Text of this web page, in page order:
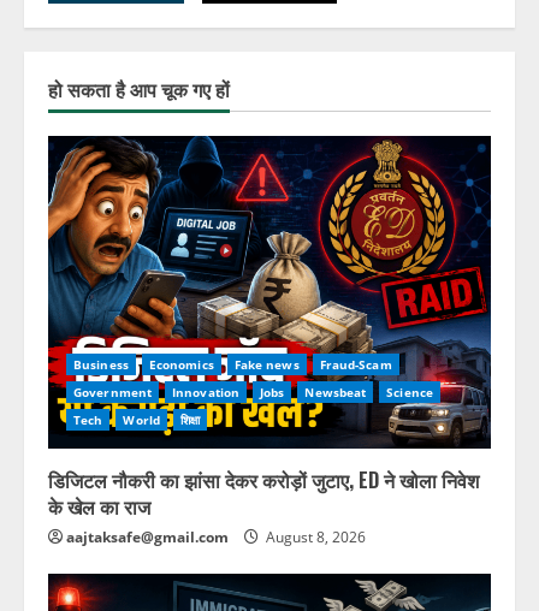
4
हो सकता है आप चूक गए हों
Business Economics Fake news
Fraud-Scam
Government
Innovation Jobs Newsbeat
Science
Tech
World शिक्षा
डिजिटल नौकरी का झांसा देकर करोड़ों जुटाए, ED ने खोला निवेश
के खेल का राज
aajtaksafe@gmail.com August 8, 2026